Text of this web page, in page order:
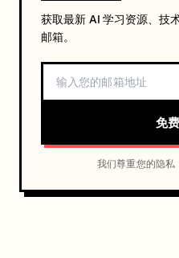
获取最新 AI 学习资源、技
邮箱。
免
我们尊重您的隐私